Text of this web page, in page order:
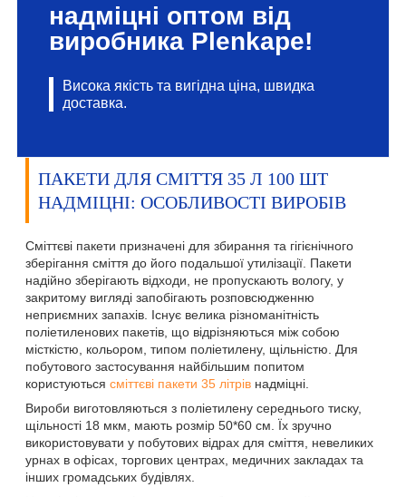
надміцні оптом від
виробника Plenkape!
Висока якість та вигідна ціна, швидка
доставка.
ПАКЕТИ ДЛЯ СМІТТЯ 35 Л 100 ШТ
НАДМІЦНІ: ОСОБЛИВОСТІ ВИРОБІВ
Сміттєві пакети призначені для збирання та гігієнічного
зберігання сміття до його подальшої утилізації. Пакети
надійно зберігають відходи, не пропускають вологу, у
закритому вигляді запобігають розповсюдженню
неприємних запахів. Існує велика різноманітність
поліетиленових пакетів, що відрізняються між собою
місткістю, кольором, типом поліетилену, щільністю. Для
побутового застосування найбільшим попитом
користуються сміттєві пакети 35 літрів надміцні.
Вироби виготовляються з поліетилену середнього тиску,
щільності 18 мкм, мають розмір 50*60 см. Їх зручно
використовувати у побутових відрах для сміття, невеликих
урнах в офісах, торгових центрах, медичних закладах та
інших громадських будівлях.